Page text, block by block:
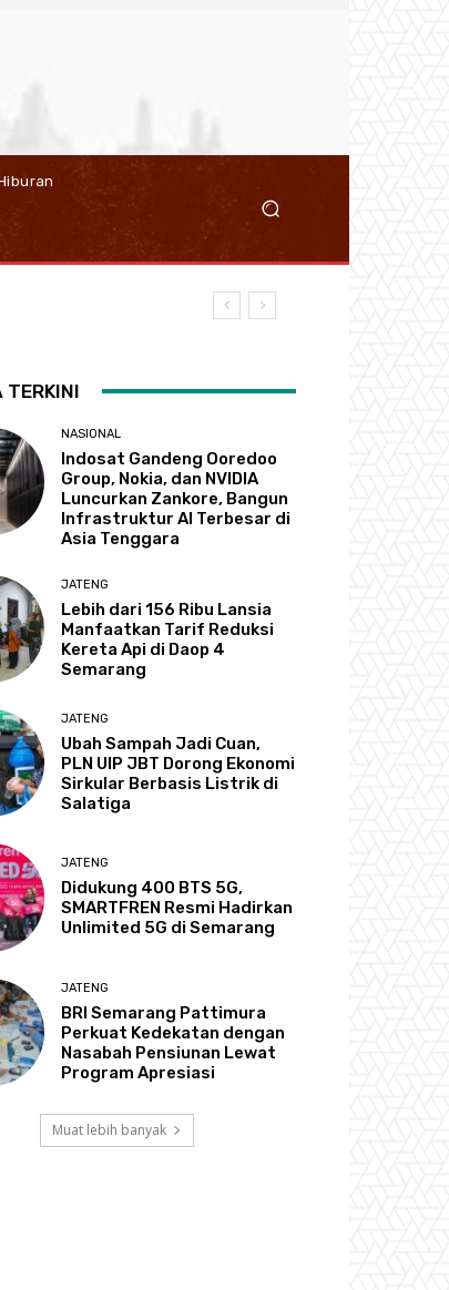
TERKINI
NASIONAL
Indosat Gandeng Ooredoo
Group, Nokia, dan NVIDIA
Luncurkan Zankore, Bangun
Infrastruktur AI Terbesar di
Asia Tenggara
JATENG
Lebih dari 156 Ribu Lansia
Manfaatkan Tarif Reduksi
Kereta Api di Daop 4
Semarang
JATENG
Ubah Sampah Jadi Cuan,
PLN UIP JBT Dorong Ekonomi
Sirkular Berbasis Listrik di
Salatiga
JATENG
Didukung 400 BTS 5G,
SMARTFREN Resmi Hadirkan
Unlimited 5G di Semarang
JATENG
BRI Semarang Pattimura
Perkuat Kedekatan dengan
Nasabah Pensiunan Lewat
Program Apresiasi
Muat lebih banyak